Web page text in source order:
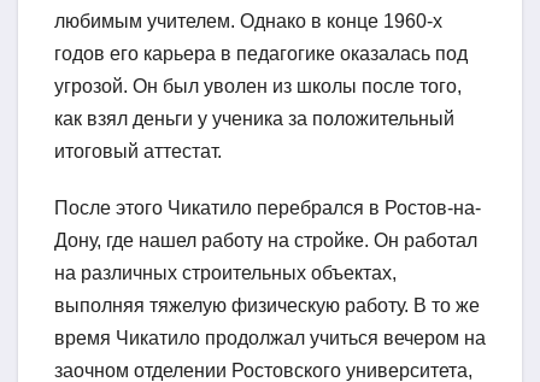
любимым учителем. Однако в конце 1960-х
годов его карьера в педагогике оказалась под
угрозой. Он был уволен из школы после того,
как взял деньги у ученика за положительный
итоговый аттестат.
После этого Чикатило перебрался в Ростов-на-
Дону, где нашел работу на стройке. Он работал
на различных строительных объектах,
выполняя тяжелую физическую работу. В то же
время Чикатило продолжал учиться вечером на
заочном отделении Ростовского университета,